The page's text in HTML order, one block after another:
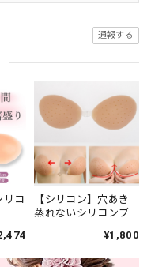
通報する
リコ
【シリコン】穴あき
蒸れないシリコンブ
¥1,800